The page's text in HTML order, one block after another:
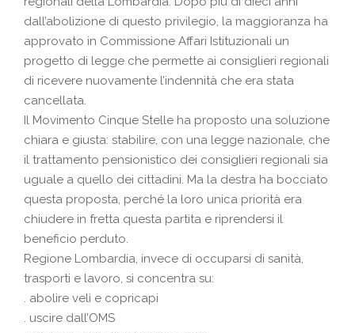
dall’abolizione di questo privilegio, la maggioranza ha
approvato in Commissione Affari Istituzionali un
progetto di legge che permette ai consiglieri regionali
di ricevere nuovamente l’indennità che era stata
cancellata.
Il Movimento Cinque Stelle ha proposto una soluzione
chiara e giusta: stabilire, con una legge nazionale, che
il trattamento pensionistico dei consiglieri regionali sia
uguale a quello dei cittadini. Ma la destra ha bocciato
questa proposta, perché la loro unica priorità era
chiudere in fretta questa partita e riprendersi il
beneficio perduto.
Regione Lombardia, invece di occuparsi di sanità,
trasporti e lavoro, si concentra su:
. abolire veli e copricapi
. uscire dall’OMS